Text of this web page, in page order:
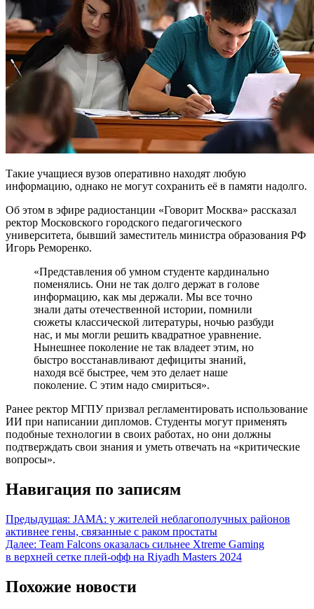
Такие учащиеся вузов оперативно находят любую
информацию, однако не могут сохранить её в памяти надолго.
Об этом в эфире радиостанции «Говорит Москва» рассказал
ректор Московского городского педагогического
университета, бывший заместитель министра образования РФ
Игорь Реморенко.
«Представления об умном студенте кардинально
поменялись. Они не так долго держат в голове
информацию, как мы держали. Мы все точно
знали даты отечественной истории, помнили
сюжеты классической литературы, ночью разбуди
нас, и мы могли решить квадратное уравнение.
Нынешнее поколение не так владеет этим, но
быстро восстанавливают дефициты знаний,
находя всё быстрее, чем это делает наше
поколение. С этим надо смириться».
Ранее ректор МГПУ призвал регламентировать использование
ИИ при написании дипломов. Студенты могут применять
подобные технологии в своих работах, но они должны
подтверждать свои знания и уметь отвечать на «критические
вопросы».
Навигация по записям
Предыдущая: JAMA: у жителей неблагополучных районов
активнее гены, связанные с раком простаты
Далее: Team Falcons оказалась сильнее Xtreme Gaming
в верхней сетке плей-офф на Riyadh Masters 2024
Похожие новости